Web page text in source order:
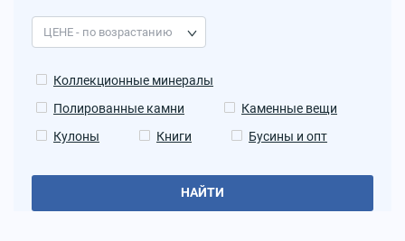
Коллекционные минералы
Полированные камни
Каменные вещи
Кулоны
Книги Бусины и опт
НАЙТИ